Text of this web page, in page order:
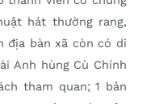
hát thường rang,
địa bàn xã còn có di
Anh hùng Cù Chính
tham quan; 1 bản